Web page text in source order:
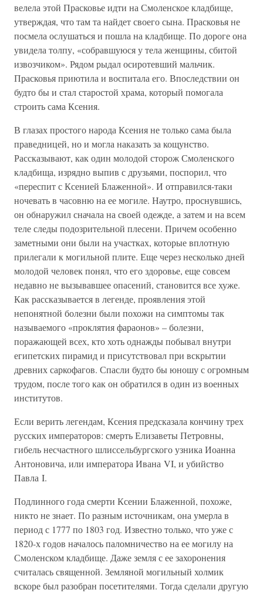
велела этой Прасковье идти на Смоленское кладбище,
утверждая, что там та найдет своего сына. Прасковья не
посмела ослушаться и пошла на кладбище. По дороге она
увидела толпу, «собравшуюся у тела женщины, сбитой
извозчиком». Рядом рыдал осиротевший мальчик.
Прасковья приютила и воспитала его. Впоследствии он
будто бы и стал старостой храма, который помогала
строить сама Ксения.
В глазах простого народа Ксения не только сама была
праведницей, но и могла наказать за кощунство.
Рассказывают, как один молодой сторож Смоленского
кладбища, изрядно выпив с друзьями, поспорил, что
«переспит с Ксенией Блаженной». И отправился-таки
ночевать в часовню на ее могиле. Наутро, проснувшись,
он обнаружил сначала на своей одежде, а затем и на всем
теле следы подозрительной плесени. Причем особенно
заметными они были на участках, которые вплотную
прилегали к могильной плите. Еще через несколько дней
молодой человек понял, что его здоровье, еще совсем
недавно не вызывавшее опасений, становится все хуже.
Как рассказывается в легенде, проявления этой
непонятной болезни были похожи на симптомы так
называемого «проклятия фараонов» – болезни,
поражающей всех, кто хоть однажды побывал внутри
египетских пирамид и присутствовал при вскрытии
древних саркофагов. Спасли будто бы юношу с огромным
трудом, после того как он обратился в один из военных
институтов.
Если верить легендам, Ксения предсказала кончину трех
русских императоров: смерть Елизаветы Петровны,
гибель несчастного шлиссельбургского узника Иоанна
Антоновича, или императора Ивана VI, и убийство
Павла I.
Подлинного года смерти Ксении Блаженной, похоже,
никто не знает. По разным источникам, она умерла в
период с 1777 по 1803 год. Известно только, что уже с
1820-х годов началось паломничество на ее могилу на
Смоленском кладбище. Даже земля с ее захоронения
считалась священной. Земляной могильный холмик
вскоре был разобран посетителями. Тогда сделали другую